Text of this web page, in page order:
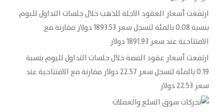
ارتفعت أسعار العقود الاجلة للذهب خلال جلسات التداول لليوم
بنسبة 0.08 بالمئة لتسجل سعر 1893.53 دولار مقارنة مع
الافتتاحية عند سعر 1891.93 دولار
ارتفعت أسعار عقود الفضة خلال جلسات التداول لليوم بنسبة
0.19 بالمئة لتسجل سعر 22.57 دولار مقارنة مع الافتتاحية عند
سعر 22.53 دولار